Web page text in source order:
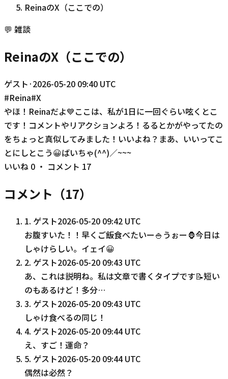
ReinaのX（ここでの）
💬 雑談
ReinaのX（ここでの）
ゲスト ·2026-05-20 09:40 UTC
#Reina#X
やほ！Reinaだよ💙ここは、私が1日に一回ぐらい呟くとこ
です！コメントやリアクションよろ！るるとかがやってたの
をちょっと真似してみました！いいよね？まあ、いいってこ
とにしとこう😀ばいちゃ(^^)／~~~
いいね 0 ・ コメント 17
コメント（17）
1. ゲスト2026-05-20 09:42 UTC
お腹すいた！！早くご飯食べたいー🍚うぉー🦍今日は
しゃけらしい。イェイ😀
2. ゲスト2026-05-20 09:43 UTC
あ、これは説明ね。私は文章で書くタイプです📝短い
のもあるけど！多分…
3. ゲスト2026-05-20 09:43 UTC
しゃけ食べるの同じ！
4. ゲスト2026-05-20 09:44 UTC
え、すご！運命？
5. ゲスト2026-05-20 09:44 UTC
偶然は必然？